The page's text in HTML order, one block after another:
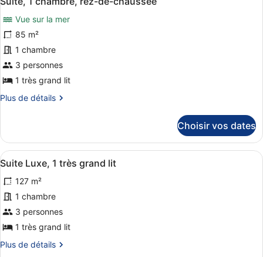
mer
chambre
Suite,
chambre,
vue
mer
toutes
les
photos
pour
ce
type
chambre :
chambre,
rez-
de-
chaussée
Vue sur la mer
85 m²
1 chambre
3 personnes
1 très grand lit
Plus de détails
Plus
le
type
de
Suite,
chambre,
rez-
de-
Choisir vos dates
Afficher
toutes
les
photos
pour
ce
de
Un salon moderne avec un
14
Suite Luxe, 1 très grand lit
127 m²
1 chambre
3 personnes
1 très grand lit
Plus de détails
Plus